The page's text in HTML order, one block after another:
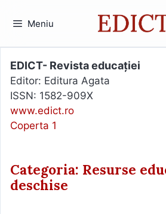
Meniu
EDICT- Revista educației
Editor: Editura Agata
ISSN: 1582-909X
www.edict.ro
Coperta 1
Categoria: Resurse
deschise